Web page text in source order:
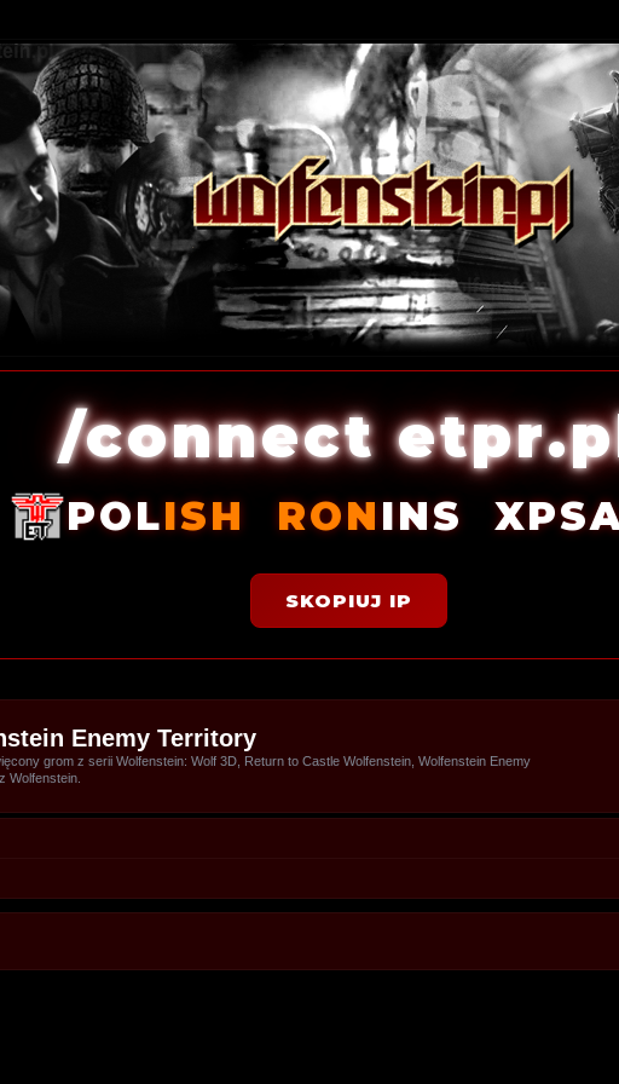
/connect
POLISH RONINS
SKOPIUJ IP
Enemy Territory
grom z serii Wolfenstein: Wolf 3D, Return to Castle Wolfenstein, Wolfenstein Enemy
Wolfenstein.